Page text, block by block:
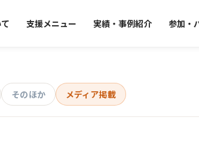
支援メニュー 実績・事例紹介 参加・
そのほか メディア掲載